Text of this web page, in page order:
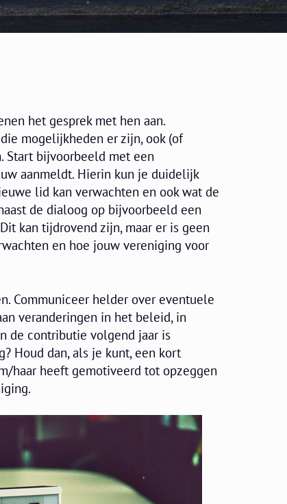
het gesprek met hen aan.
mogelijkheden er zijn, ook (of
Start bijvoorbeeld met een
aanmeldt. Hierin kun je duidelijk
lid kan verwachten en ook wat de
de dialoog op bijvoorbeeld een
kan tijdrovend zijn, maar er is geen
en hoe jouw vereniging voor
Communiceer helder over eventuele
veranderingen in het beleid, in
de contributie volgend jaar is
Houd dan, als je kunt, een kort
haar heeft gemotiveerd tot opzeggen